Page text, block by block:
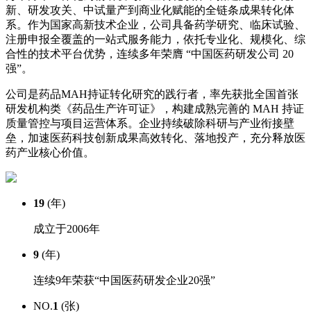
新、研发攻关、中试量产到商业化赋能的全链条成果转化体
系。作为国家高新技术企业，公司具备药学研究、临床试验、
注册申报全覆盖的一站式服务能力，依托专业化、规模化、综
合性的技术平台优势，连续多年荣膺 “中国医药研发公司 20
强”。
公司是药品MAH持证转化研究的践行者，率先获批全国首张
研发机构类《药品生产许可证》，构建成熟完善的 MAH 持证
质量管控与项目运营体系。企业持续破除科研与产业衔接壁
垒，加速医药科技创新成果高效转化、落地投产，充分释放医
药产业核心价值。
19 (年)
成立于2006年
9 (年)
连续9年荣获“中国医药研发企业20强”
NO.1 (张)